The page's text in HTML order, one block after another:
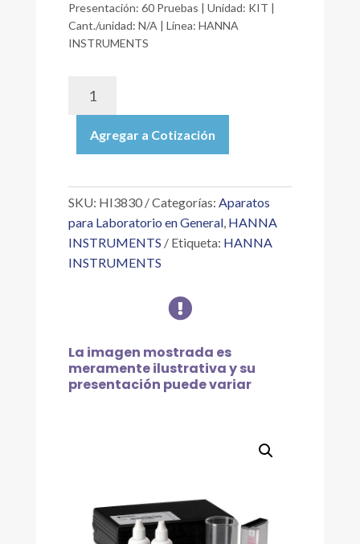
Presentación: 60 Pruebas | Unidad: KIT |
Cant./unidad: N/A | Línea: HANNA
INSTRUMENTS
PARA
DE
(COMO
BR?),
60
APROXIMADAMENTE
Agregar a Cotización
SKU: HI3830 Categorías: Aparatos
para Laboratorio en General, HANNA
INSTRUMENTS
Etiqueta: HANNA
INSTRUMENTS

La imagen mostrada es
meramente ilustrativa y su
presentación puede variar